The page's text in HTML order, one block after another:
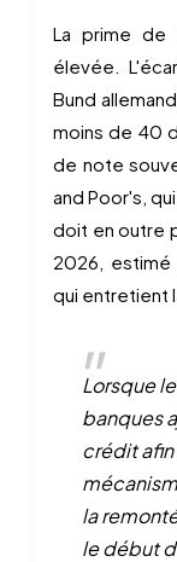
La prime de
élevée.
Bund
moins de 40
de note
and Poor's,
doit en outre
2026, estimé
qui entretient
Lorsque
banques
crédit afin
la
le début